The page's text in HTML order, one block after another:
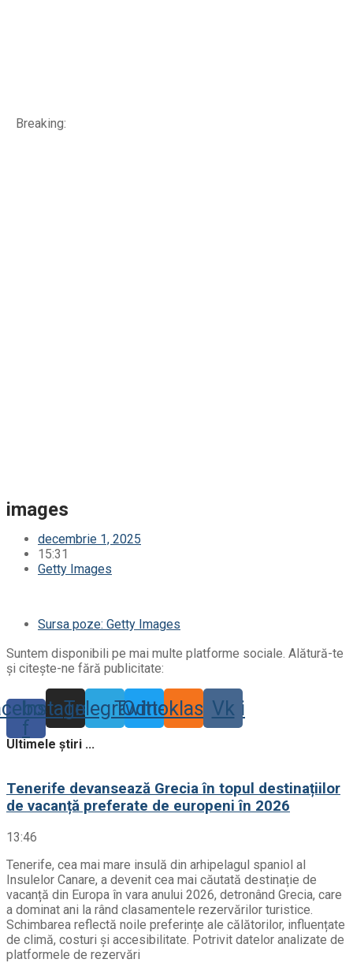
Breaking:
images
decembrie 1, 2025
15:31
Getty Images
Sursa poze: Getty Images
Suntem disponibili pe mai multe platforme sociale. Alătură-te
și citește-ne fără publicitate:
f
Instagram
TelegramTwitter
Odnoklassniki
Vk
Ultimele știri ...
Tenerife devansează Grecia în topul destinațiilor
de vacanță preferate de europeni în 2026
13:46
Tenerife, cea mai mare insulă din arhipelagul spaniol al
Insulelor Canare, a devenit cea mai căutată destinație de
vacanță din Europa în vara anului 2026, detronând Grecia, care
a dominat ani la rând clasamentele rezervărilor turistice.
Schimbarea reflectă noile preferințe ale călătorilor, influențate
de climă, costuri și accesibilitate. Potrivit datelor analizate de
platformele de rezervări